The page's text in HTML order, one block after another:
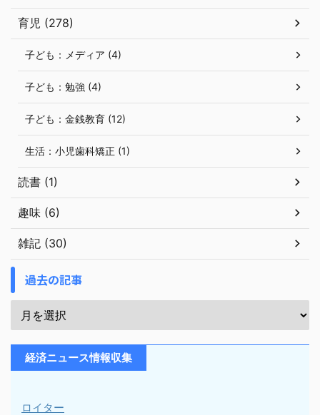
育児 (278)
子ども：メディア (4)
子ども：勉強 (4)
子ども：金銭教育 (12)
生活：小児歯科矯正 (1)
読書 (1)
趣味 (6)
雑記 (30)
過去の記事
経済ニュース情報収集
ロイター